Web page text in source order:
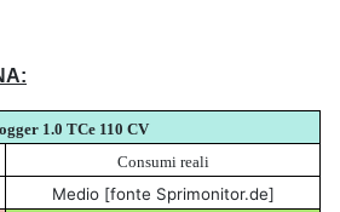
1.0 TCe 110 CV
Consumi reali
Medio [fonte Sprimonitor.de]